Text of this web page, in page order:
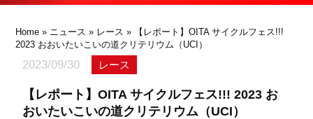
Home » ニュース » レース » 【レポート】OITA サイクルフェス!!!
2023 おおいたいこいの道クリテリウム（UCI）
2023/09/30 レース
【レポート】OITA サイクルフェス!!! 2023 お
おいたいこいの道クリテリウム（UCI）